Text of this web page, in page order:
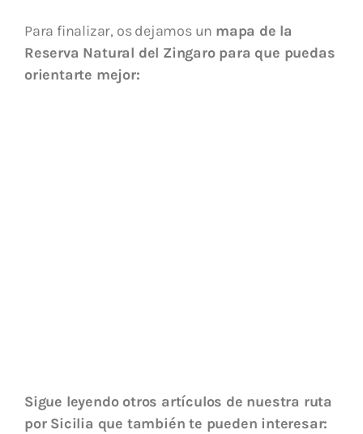
Para finalizar, os dejamos un mapa de la
Reserva Natural del Zingaro para que puedas
orientarte mejor:
Sigue leyendo otros artículos de nuestra ruta
por Sicilia que también te pueden interesar: